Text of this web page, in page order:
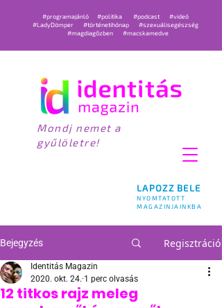
LAPOZZ BELE
NYOMTATOTT
MAGAZINJAINKBA
#programajánló #politika #podcast
#videó
#LadyDömper
#történetihónap
#szexuálisegészség
#magdiagőzben
#macskamedve
Mondj nemet a
gyűlöletre!
Bejegyzés Regisztráció
12 titkos rajz meleg
Identitás Magazin
2020. okt. 24. 1 perc olvasás